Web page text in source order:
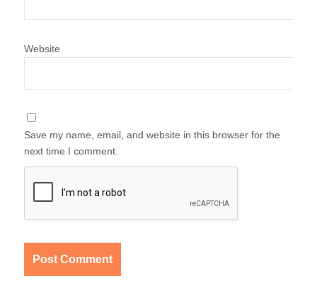
Website
Save my name, email, and website in this browser for the
next time I comment.